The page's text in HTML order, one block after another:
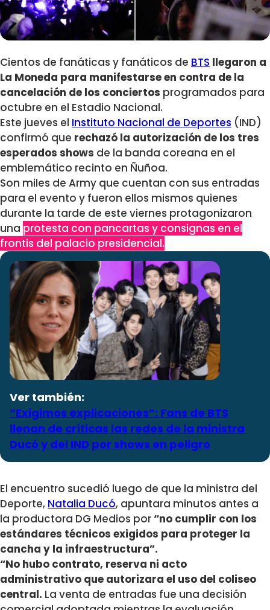
Cientos de fanáticas y fanáticos de BTS llegaron a
La Moneda para manifestarse en contra de la
cancelación de los conciertos programados para
octubre en el Estadio Nacional.
Este jueves el Instituto Nacional de Deportes (IND)
confirmó que rechazó la autorización de los tres
esperados shows de la banda coreana en el
emblemático recinto en Ñuñoa.
Son miles de Army que cuentan con sus entradas
para el evento y fueron ellos mismos quienes
durante la tarde de este viernes protagonizaron
una protesta con pancartas y consignas en el
frontis del palacio presidencial.
Ver también:
“Exigimos explicaciones”: Fans de BTS
llenan de críticas las redes de la ministra
Ducó y del IND por shows en peligro
El encuentro sucedió luego de que la ministra del
Deporte, Natalia Ducó, apuntara minutos antes a
la productora DG Medios por“no cumplir con los
estándares técnicos exigidos para proteger la
cancha y la infraestructura”.
“No hubo contrato, reserva ni acto
administrativo que autorizara el uso del coliseo
central. La venta de entradas fue una decisión